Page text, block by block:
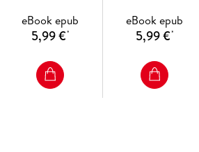
Phantastik Preis 2019 in
beim Lovelybooks Lesepreis
eBook epub
5,99 €*
eBook epub
5,99 €*